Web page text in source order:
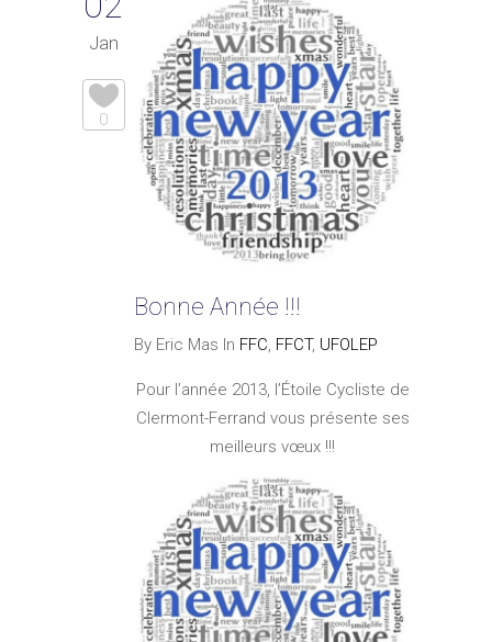
Jan
0
Bonne Année !!!
By Eric Mas In FFC, FFCT, UFOLEP
Pour l’année 2013, l’Étoile Cycliste de
Clermont-Ferrand vous présente ses
meilleurs vœux !!!